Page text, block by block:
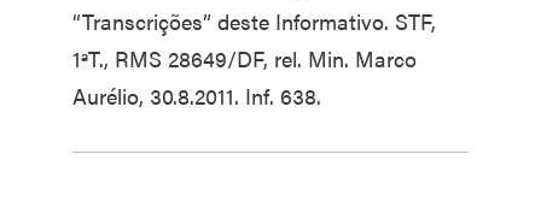
“Transcrições” deste Informativo. STF,
1ªT., RMS 28649/DF, rel. Min. Marco
Aurélio, 30.8.2011. Inf. 638.